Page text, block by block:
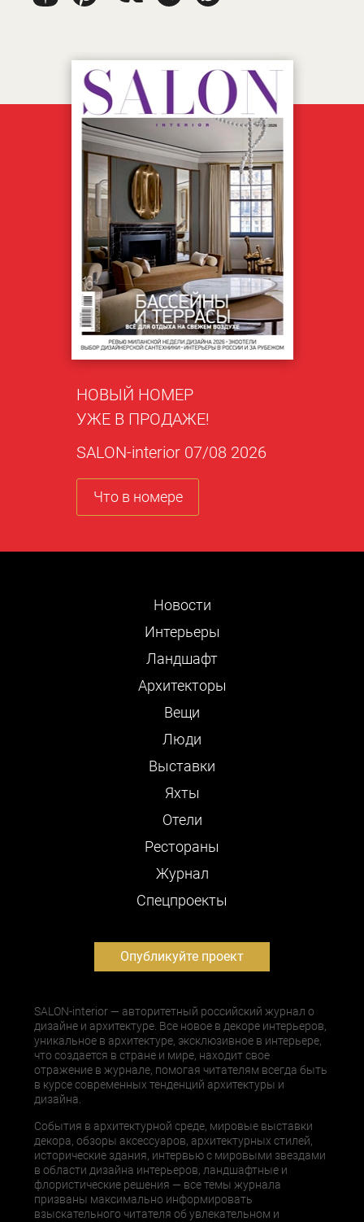
НОВЫЙ НОМЕР
УЖЕ В ПРОДАЖЕ!
SALON-interior 07/08 2026
Что в номере
Новости
Интерьеры
Ландшафт
Архитекторы
Вещи
Люди
Выставки
Яхты
Отели
Рестораны
Журнал
Cпецпроекты
Опубликуйте проект
SALON-interior — авторитетный российский журнал о
дизайне и архитектуре. Все новое в декоре интерьеров,
уникальное в архитектуре, эксклюзивное в интерьере,
что создается в стране и мире, находит свое
отражение в журнале, помогая читателям всегда быть
в курсе современных тенденций архитектуры и
дизайна.
События в архитектурной среде, мировые выставки
декора, обзоры аксессуаров, архитектурных стилей,
исторические здания, интервью с мировыми звездами
в области дизайна интерьеров, ландшафтные и
флористические решения — все темы журнала
призваны максимально информировать
взыскательного читателя об увлекательном и